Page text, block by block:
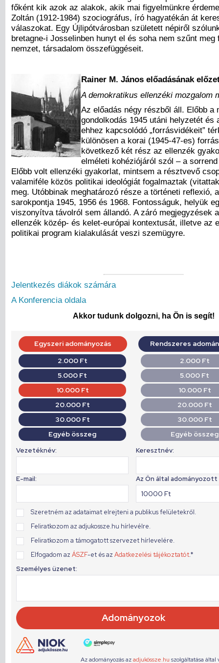
főként kik azok az alakok, akik mai figyelmünkre
Zoltán (1912-1984) szociográfus, író hagyatékán át
válaszokat. Egy Újlipótvárosban született népiről
bretagne-i Josselinben hunyt el és soha nem szűnt meg
nemzet, társadalom összefüggéseit.
Rainer M. János előadásának
A demokratikus ellenzéki mozgalom
Az előadás négy részből áll. Előbb a
gondolkodás 1945 utáni helyzetét és
ehhez kapcsolódó „forrásvidékeit”
különösen a korai (1945-47-es)
következő két rész az ellenzék
elméleti kohéziójáról szól – a
Előbb volt ellenzéki gyakorlat, mintsem a résztvevő
valamiféle közös politikai ideológiát fogalmaztak
meg. Utóbbinak meghatározó része a történeti reflexió,
sarokpontja 1945, 1956 és 1968. Fontosságuk, helyük
viszonyítva távolról sem állandó. A záró megjegyzések
ellenzék közép- és kelet-európai kontextusát, illetve az
politikai program kialakulását veszi szemügyre.
Jelentkezés diákok számára
A Konferencia oldala
Akkor tudunk dolgozni, ha Ön is segít!